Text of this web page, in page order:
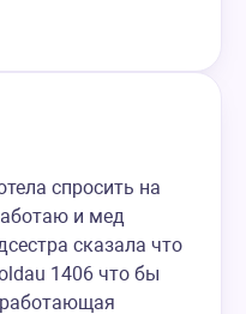
спросить на
и мед
сказала что
1406 что бы